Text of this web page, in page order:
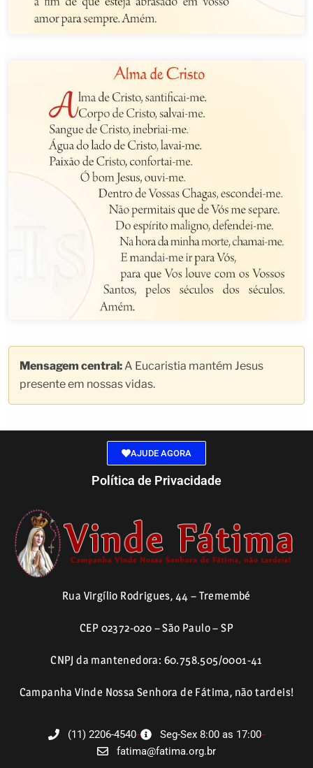
Mensagem central:A Eucaristia mantém Jesus
presente em nossas vidas.
AJUDE AGORA
Política de Privacidade
Rua Virgílio Rodrigues, 44 – Tremembé
CEP 02372-020 – São Paulo – SP
CNPJ da mantenedora: 60.758.505/0001-41
Campanha Vinde Nossa Senhora de Fátima, não tardeis!
(11) 2206-4540
Seg-Sex 8:00 as 17:00
fatima@fatima.org.br